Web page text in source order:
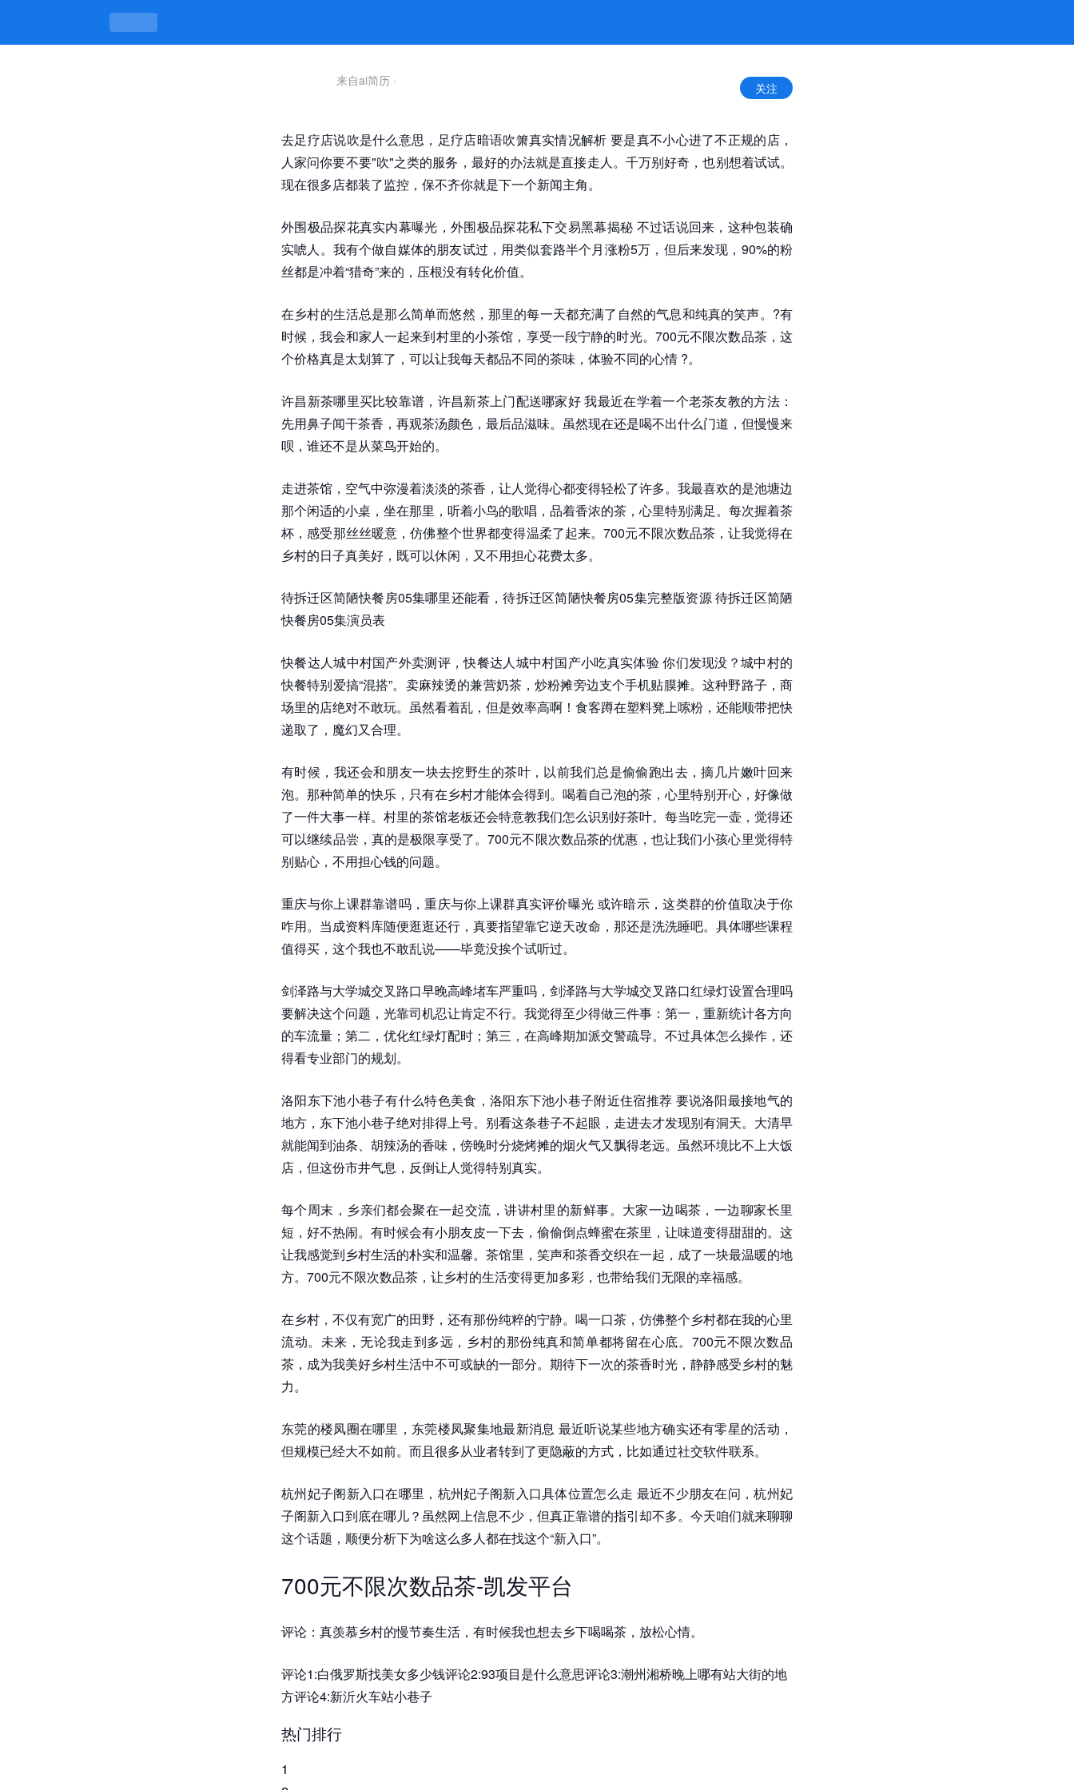
来自ai简历 · 关注
去足疗店说吹是什么意思，足疗店暗语吹箫真实情况解析 要是真不小心进了不正规的店，
人家问你要不要"吹"之类的服务，最好的办法就是直接走人。千万别好奇，也别想着试试。
现在很多店都装了监控，保不齐你就是下一个新闻主角。
外围极品探花真实内幕曝光，外围极品探花私下交易黑幕揭秘 不过话说回来，这种包装确
实唬人。我有个做自媒体的朋友试过，用类似套路半个月涨粉5万，但后来发现，90%的粉
丝都是冲着“猎奇”来的，压根没有转化价值。
在乡村的生活总是那么简单而悠然，那里的每一天都充满了自然的气息和纯真的笑声。?有
时候，我会和家人一起来到村里的小茶馆，享受一段宁静的时光。700元不限次数品茶，这
个价格真是太划算了，可以让我每天都品不同的茶味，体验不同的心情 ?。
许昌新茶哪里买比较靠谱，许昌新茶上门配送哪家好 我最近在学着一个老茶友教的方法：
先用鼻子闻干茶香，再观茶汤颜色，最后品滋味。虽然现在还是喝不出什么门道，但慢慢来
呗，谁还不是从菜鸟开始的。
走进茶馆，空气中弥漫着淡淡的茶香，让人觉得心都变得轻松了许多。我最喜欢的是池塘边
那个闲适的小桌，坐在那里，听着小鸟的歌唱，品着香浓的茶，心里特别满足。每次握着茶
杯，感受那丝丝暖意，仿佛整个世界都变得温柔了起来。700元不限次数品茶，让我觉得在
乡村的日子真美好，既可以休闲，又不用担心花费太多。
待拆迁区简陋快餐房05集哪里还能看，待拆迁区简陋快餐房05集完整版资源 待拆迁区简陋
快餐房05集演员表
快餐达人城中村国产外卖测评，快餐达人城中村国产小吃真实体验 你们发现没？城中村的
快餐特别爱搞“混搭”。卖麻辣烫的兼营奶茶，炒粉摊旁边支个手机贴膜摊。这种野路子，商
场里的店绝对不敢玩。虽然看着乱，但是效率高啊！食客蹲在塑料凳上嗦粉，还能顺带把快
递取了，魔幻又合理。
有时候，我还会和朋友一块去挖野生的茶叶，以前我们总是偷偷跑出去，摘几片嫩叶回来
泡。那种简单的快乐，只有在乡村才能体会得到。喝着自己泡的茶，心里特别开心，好像做
了一件大事一样。村里的茶馆老板还会特意教我们怎么识别好茶叶。每当吃完一壶，觉得还
可以继续品尝，真的是极限享受了。700元不限次数品茶的优惠，也让我们小孩心里觉得特
别贴心，不用担心钱的问题。
重庆与你上课群靠谱吗，重庆与你上课群真实评价曝光 或许暗示，这类群的价值取决于你
咋用。当成资料库随便逛逛还行，真要指望靠它逆天改命，那还是洗洗睡吧。具体哪些课程
值得买，这个我也不敢乱说——毕竟没挨个试听过。
剑泽路与大学城交叉路口早晚高峰堵车严重吗，剑泽路与大学城交叉路口红绿灯设置合理吗
要解决这个问题，光靠司机忍让肯定不行。我觉得至少得做三件事：第一，重新统计各方向
的车流量；第二，优化红绿灯配时；第三，在高峰期加派交警疏导。不过具体怎么操作，还
得看专业部门的规划。
洛阳东下池小巷子有什么特色美食，洛阳东下池小巷子附近住宿推荐 要说洛阳最接地气的
地方，东下池小巷子绝对排得上号。别看这条巷子不起眼，走进去才发现别有洞天。大清早
就能闻到油条、胡辣汤的香味，傍晚时分烧烤摊的烟火气又飘得老远。虽然环境比不上大饭
店，但这份市井气息，反倒让人觉得特别真实。
每个周末，乡亲们都会聚在一起交流，讲讲村里的新鲜事。大家一边喝茶，一边聊家长里
短，好不热闹。有时候会有小朋友皮一下去，偷偷倒点蜂蜜在茶里，让味道变得甜甜的。这
让我感觉到乡村生活的朴实和温馨。茶馆里，笑声和茶香交织在一起，成了一块最温暖的地
方。700元不限次数品茶，让乡村的生活变得更加多彩，也带给我们无限的幸福感。
在乡村，不仅有宽广的田野，还有那份纯粹的宁静。喝一口茶，仿佛整个乡村都在我的心里
流动。未来，无论我走到多远，乡村的那份纯真和简单都将留在心底。700元不限次数品
茶，成为我美好乡村生活中不可或缺的一部分。期待下一次的茶香时光，静静感受乡村的魅
力。
东莞的楼凤圈在哪里，东莞楼凤聚集地最新消息 最近听说某些地方确实还有零星的活动，
但规模已经大不如前。而且很多从业者转到了更隐蔽的方式，比如通过社交软件联系。
杭州妃子阁新入口在哪里，杭州妃子阁新入口具体位置怎么走 最近不少朋友在问，杭州妃
子阁新入口到底在哪儿？虽然网上信息不少，但真正靠谱的指引却不多。今天咱们就来聊聊
这个话题，顺便分析下为啥这么多人都在找这个“新入口”。
700元不限次数品茶-凯发平台
评论：真羡慕乡村的慢节奏生活，有时候我也想去乡下喝喝茶，放松心情。
评论1:白俄罗斯找美女多少钱评论2:93项目是什么意思评论3:潮州湘桥晚上哪有站大街的地
方评论4:新沂火车站小巷子
热门排行
1